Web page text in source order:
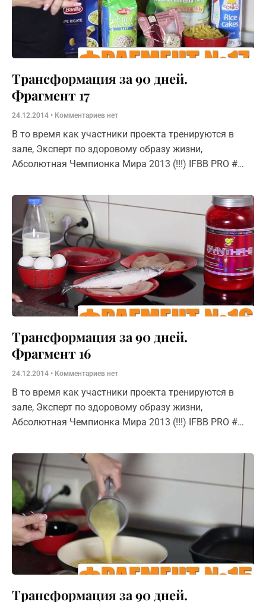
Трансформация за 90 дней.
Фрагмент 17
24.12.2014 Комментариев нет
В то время как участники проекта тренируются в
зале, Эксперт по здоровому образу жизни,
Абсолютная Чемпионка Мира 2013 (!!!) IFBB PRO #
правильного питания. Сюжет №4 –
Трансформация за 90 дней.
Фрагмент 16
24.12.2014 Комментариев нет
В то время как участники проекта тренируются в
зале, Эксперт по здоровому образу жизни,
Абсолютная Чемпионка Мира 2013 (!!!) IFBB PRO #
правильного питания. Сюжет №3 –
Трансформация за 90 дней.